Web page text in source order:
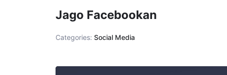
Jago Facebookan
Categories: Social Media